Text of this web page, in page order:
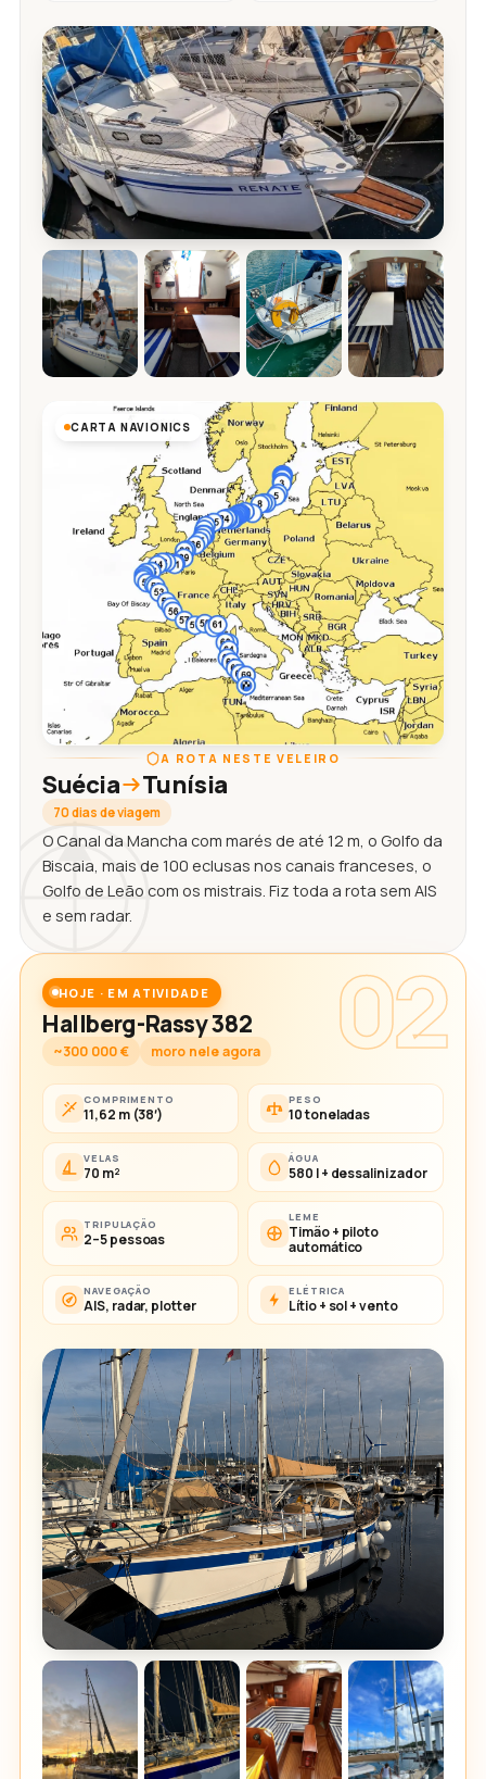
CARTA NAVIONICS
A ROTA NESTE VELEIRO
Suécia Tunísia
70 dias de viagem
O Canal da Mancha com marés de até 12 m, o Golfo da
Biscaia, mais de 100 eclusas nos canais franceses, o
Golfo de Leão com os mistrais. Fiz toda a rota sem AIS
e sem radar.
02
HOJE · EM ATIVIDADE
Hallberg-Rassy 382
~300 000 € moro nele agora
COMPRIMENTO
11,62 m (38′)
PESO
10 toneladas
VELAS
70 m²
ÁGUA
580 l + dessalinizador
TRIPULAÇÃO
2–5 pessoas
LEME
Timão + piloto
automático
NAVEGAÇÃO
AIS, radar, plotter
ELÉTRICA
Lítio + sol + vento